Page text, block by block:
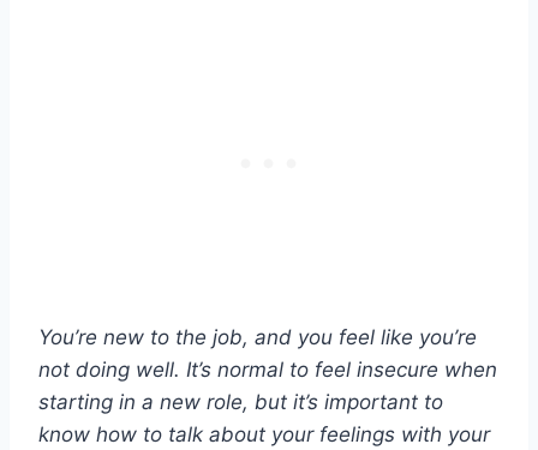
You’re new to the job, and you feel like you’re
not doing well. It’s normal to feel insecure when
starting in a new role, but it’s important to
know how to talk about your feelings with your